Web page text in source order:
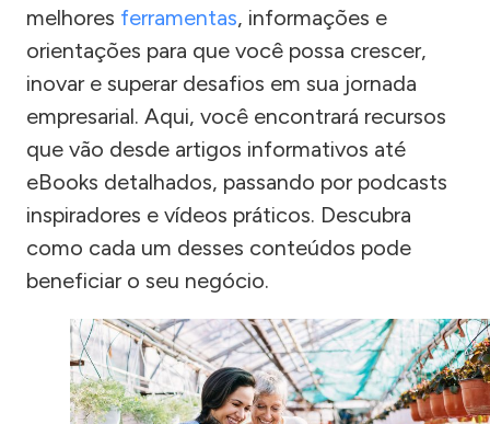
melhores ferramentas, informações e
orientações para que você possa crescer,
inovar e superar desafios em sua jornada
empresarial. Aqui, você encontrará recursos
que vão desde artigos informativos até
eBooks detalhados, passando por podcasts
inspiradores e vídeos práticos. Descubra
como cada um desses conteúdos pode
beneficiar o seu negócio.